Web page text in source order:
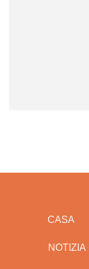
CASA
NOTIZIA